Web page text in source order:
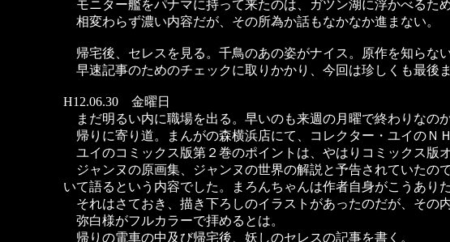
モニター艦をパナマに持って来たのは、ガツン湖に浮かべるため
相変わらず濃い内容だが、その所為か話もなかなか進まない。
帰宅後、セレスを見る。千鳥のあの姿がナイス。原作を知らな
早速記事のためのチェックに取りかかり、今回は珍しくも最後ま
H12.06.30 金曜日
まだ明るい内に職場を出る。早いのも来週の月曜で終わりなの
帰りに寄り道。まんがの森横浜店にて、コレクター・ユイのＮ
ユイのコミックス版第２巻のポイントは、やはりコミックス版
ジャンヌの原画集、ジャンヌの世界の解説と予告されていたの
いて語るという内容でした。まろんちゃんは作者自身がこうあり
それはさておき、描き下ろしのイラストがあったのだが、その
弥白様がフルカラーで拝めるとは。
帰りの電車の中及び帰宅後、妖しのセレスの記事を書く。